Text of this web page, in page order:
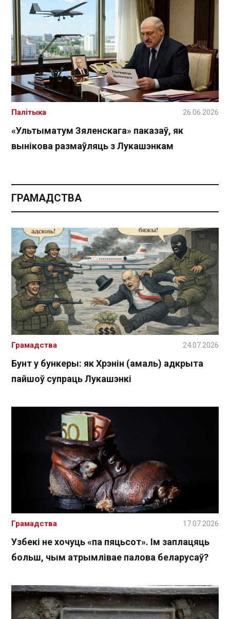
«Ультыматум Зяленскага» паказаў, як
вынікова размаўляць з Лукашэнкам
Палітыка 26.06.2026
ГРАМАДСТВА
Бунт у бункеры: як Хрэнін (амаль) адкрыта
пайшоў супраць Лукашэнкі
Грамадства 24.07.2026
Узбекі не хочуць «па пяцьсот». Ім заплацяць
больш, чым атрымлівае палова беларусаў?
Грамадства 17.07.2026